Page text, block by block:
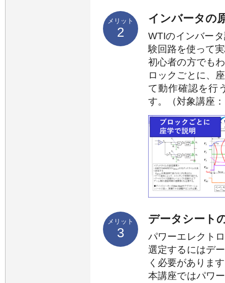
メリット
2
インバータの
WTIのインバー
験回路を使って
初心者の方でも
ロックごとに、
て動作確認を行
す。（対象講座
メリット
3
データシート
パワーエレクト
選定するにはデ
く必要がありま
本講座ではパワ